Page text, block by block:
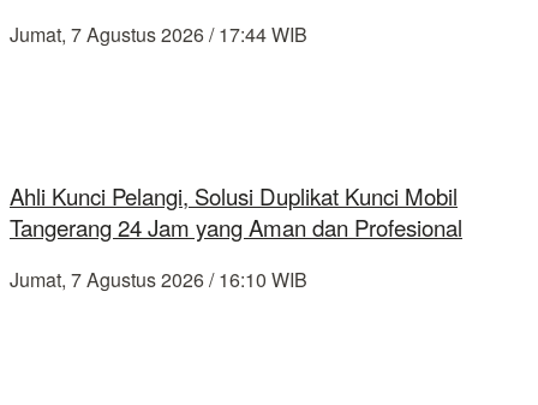
Jumat, 7 Agustus 2026 / 17:44 WIB
Ahli Kunci Pelangi, Solusi Duplikat Kunci Mobil
Tangerang 24 Jam yang Aman dan Profesional
Jumat, 7 Agustus 2026 / 16:10 WIB